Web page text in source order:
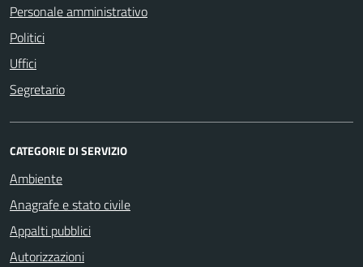
Personale amministrativo
Politici
Uffici
Segretario
CATEGORIE DI SERVIZIO
Ambiente
Anagrafe e stato civile
Appalti pubblici
Autorizzazioni